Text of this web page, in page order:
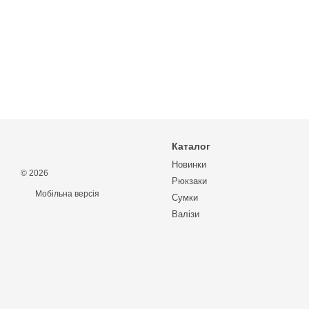
© 2026
Мобільна версія
Каталог
Новинки
Рюкзаки
Сумки
Валізи